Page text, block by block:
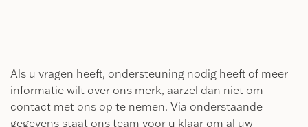
Als u vragen heeft, ondersteuning nodig heeft of meer
informatie wilt over ons merk, aarzel dan niet om
contact met ons op te nemen. Via onderstaande
gegevens staat ons team voor u klaar om al uw